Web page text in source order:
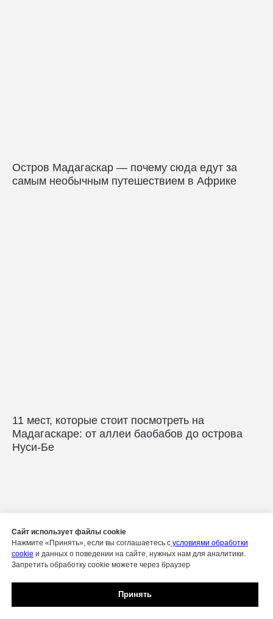
Остров Мадагаскар — почему сюда едут за
самым необычным путешествием в Африке
11 мест, которые стоит посмотреть на
Мадагаскаре: от аллеи баобабов до острова
Нуси-Бе
Сайт использует файлы cookie
Нажмите «Принять», если вы соглашаетесь с условиями обработки
cookie и данных о поведении на сайте, нужных нам для аналитики.
Запретить обработку cookie можете через браузер
Принять